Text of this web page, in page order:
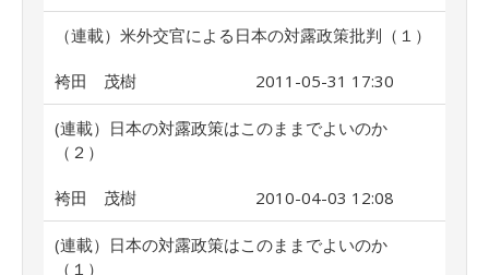
（連載）米外交官による日本の対露政策批判（１）
袴田 茂樹 2011-05-31 17:30
(連載）日本の対露政策はこのままでよいのか
（２）
袴田 茂樹 2010-04-03 12:08
(連載）日本の対露政策はこのままでよいのか
（１）